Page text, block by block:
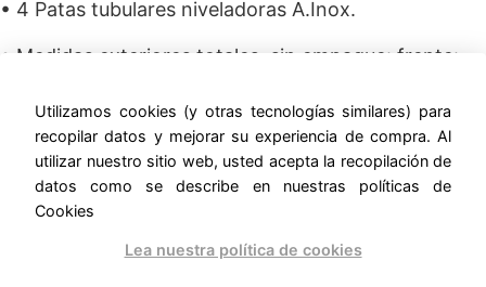
• 4 Patas tubulares niveladoras A.Inox.
• Medidas exteriores totales, sin empaque: frente:
• Peso sin empaque: 65 kg.
• Incluye kit de espreas para conversión de gas GLP
a GN.
• Certificación ANSI Z83.11-2016 • CSA 1.8-2016.
Utilizamos cookies (y otras tecnologías similares) para
recopilar datos y mejorar su experiencia de compra. Al
utilizar nuestro sitio web, usted acepta la recopilación de
datos como se describe en nuestras políticas de
Cookies
Lea nuestra política de cookies